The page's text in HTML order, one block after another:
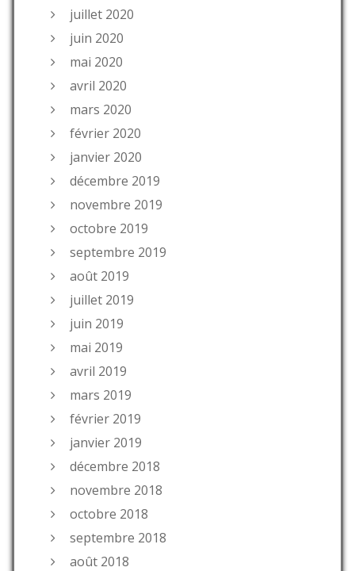
juillet 2020
juin 2020
mai 2020
avril 2020
mars 2020
février 2020
janvier 2020
décembre 2019
novembre 2019
octobre 2019
septembre 2019
août 2019
juillet 2019
juin 2019
mai 2019
avril 2019
mars 2019
février 2019
janvier 2019
décembre 2018
novembre 2018
octobre 2018
septembre 2018
août 2018